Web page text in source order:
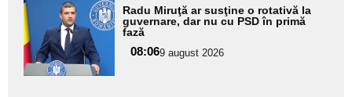
Adaugă
aici textul
pentru
subtitlu
Radu Miruţă ar susţine o rotativă la
guvernare, dar nu cu PSD în primă
fază
08:069 august 2026